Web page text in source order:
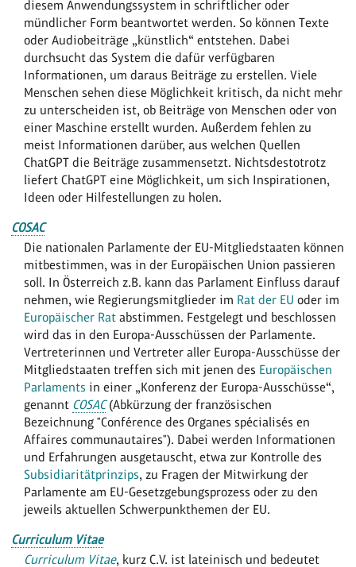
diesem Anwendungssystem in schriftlicher oder
mündlicher Form beantwortet werden. So können Texte
oder Audiobeiträge „künstlich“ entstehen. Dabei
durchsucht das System die dafür verfügbaren
Informationen, um daraus Beiträge zu erstellen. Viele
Menschen sehen diese Möglichkeit kritisch, da nicht mehr
zu unterscheiden ist, ob Beiträge von Menschen oder von
einer Maschine erstellt wurden. Außerdem fehlen zu
meist Informationen darüber, aus welchen Quellen
ChatGPT die Beiträge zusammensetzt. Nichtsdestotrotz
liefert ChatGPT eine Möglichkeit, um sich Inspirationen,
Ideen oder Hilfestellungen zu holen.
COSAC
Die nationalen Parlamente der EU-Mitgliedstaaten können
mitbestimmen, was in der Europäischen Union passieren
soll. In Österreich z.B. kann das Parlament Einfluss darauf
nehmen, wie Regierungsmitglieder im Rat der EU oder im
Europäischer Rat abstimmen. Festgelegt und beschlossen
wird das in den Europa-Ausschüssen der Parlamente.
Vertreterinnen und Vertreter aller Europa-Ausschüsse der
Mitgliedstaaten treffen sich mit jenen des Europäischen
Parlaments in einer „Konferenz der Europa-Ausschüsse“,
genannt COSAC(Abkürzung der französischen
Bezeichnung "Conférence des Organes spécialisés en
Affaires communautaires"). Dabei werden Informationen
und Erfahrungen ausgetauscht, etwa zur Kontrolle des
Subsidiaritätprinzips, zu Fragen der Mitwirkung der
Parlamente am EU-Gesetzgebungsprozess oder zu den
jeweils aktuellen Schwerpunkthemen der EU.
Curriculum Vitae
Curriculum Vitae, kurz C.V. ist lateinisch und bedeutet